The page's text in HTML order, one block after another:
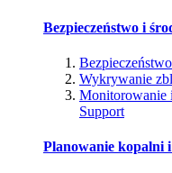
Bezpieczeństwo i
Wykrywanie
Monitorowanie
Support
Planowanie kopalni